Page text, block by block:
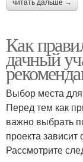
читать дальше →
Как
дачный
Выбор места для
Перед тем как
важно выбрать
проекта
Рассмотрите